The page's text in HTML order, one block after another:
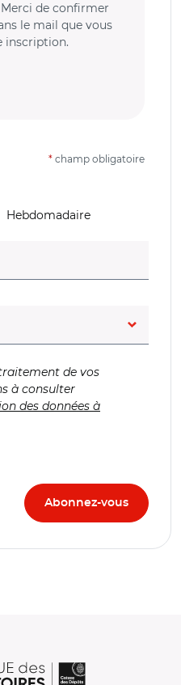
de confirmer
le mail que vous
inscription.
* champ obligatoire
Hebdomadaire
obligatoire)
de vos
à consulter
des données à